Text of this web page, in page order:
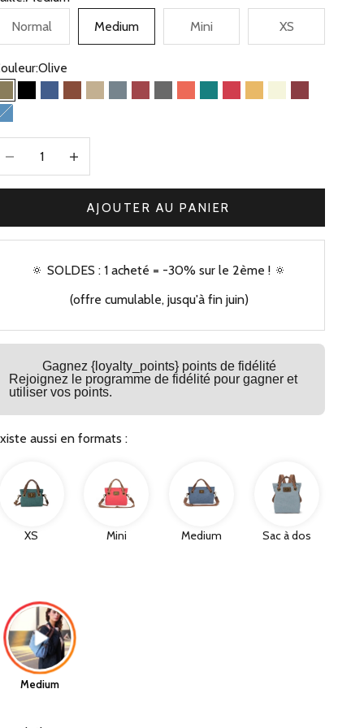
Normal
Medium Mini XS
Olive
OliveNoirBleu Jean
CamelBeige Kaki
Bleu Gris
BriqueGrisCorailVertFramboise
JauneBeigeBordeaux
Bleu Clair
AJOUTER AU PANIER
🔅 SOLDES : 1 acheté = -30% sur le 2ème ! 🔅
(offre cumulable, jusqu'à fin juin)
Gagnez {loyalty_points} points de fidélité
Rejoignez le programme de fidélité pour gagner et
utiliser vos points.
aussi en formats :
XS Mini Medium Sac à dos
Medium